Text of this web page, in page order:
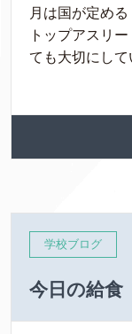
月は国が定め
トップアスリ
ても大切にし
学校ブログ
今日の給食